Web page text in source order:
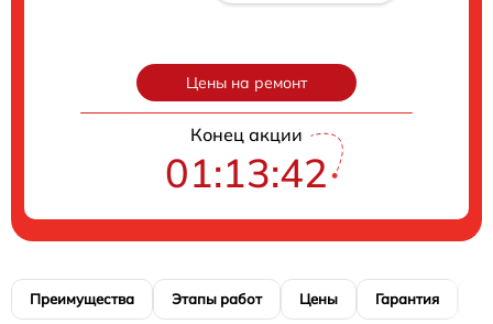
Цены на ремонт
Конец акции
01:13:41
Преимущества Этапы работ Цены Гарантия